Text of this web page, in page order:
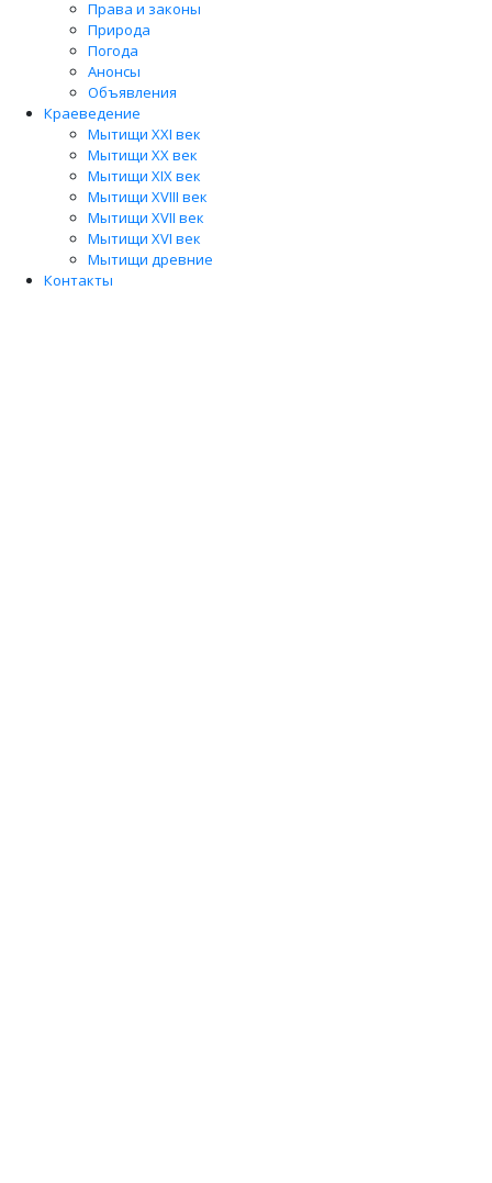
Права и законы
Природа
Погода
Анонсы
Объявления
Краеведение
Мытищи XXI век
Мытищи XX век
Мытищи XIX век
Мытищи XVIII век
Мытищи XVII век
Мытищи XVI век
Мытищи древние
Контакты